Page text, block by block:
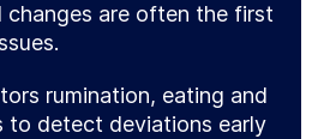
changes are often the first
rumination, eating and
to detect deviations early